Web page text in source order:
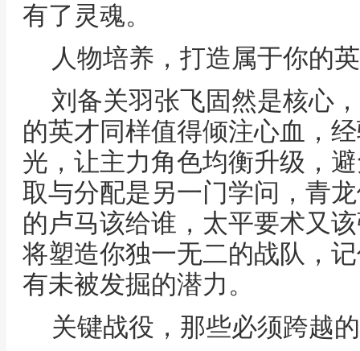
有了灵魂。
人物培养，打造属于你的
刘备关羽张飞固然是核心
的英才同样值得倾注心血，
光，让主力角色均衡升级，
取与分配是另一门学问，青
的卢马该给谁，太平要术又
将塑造你独一无二的战队，
有未被发掘的潜力。
关键战役，那些必须跨越